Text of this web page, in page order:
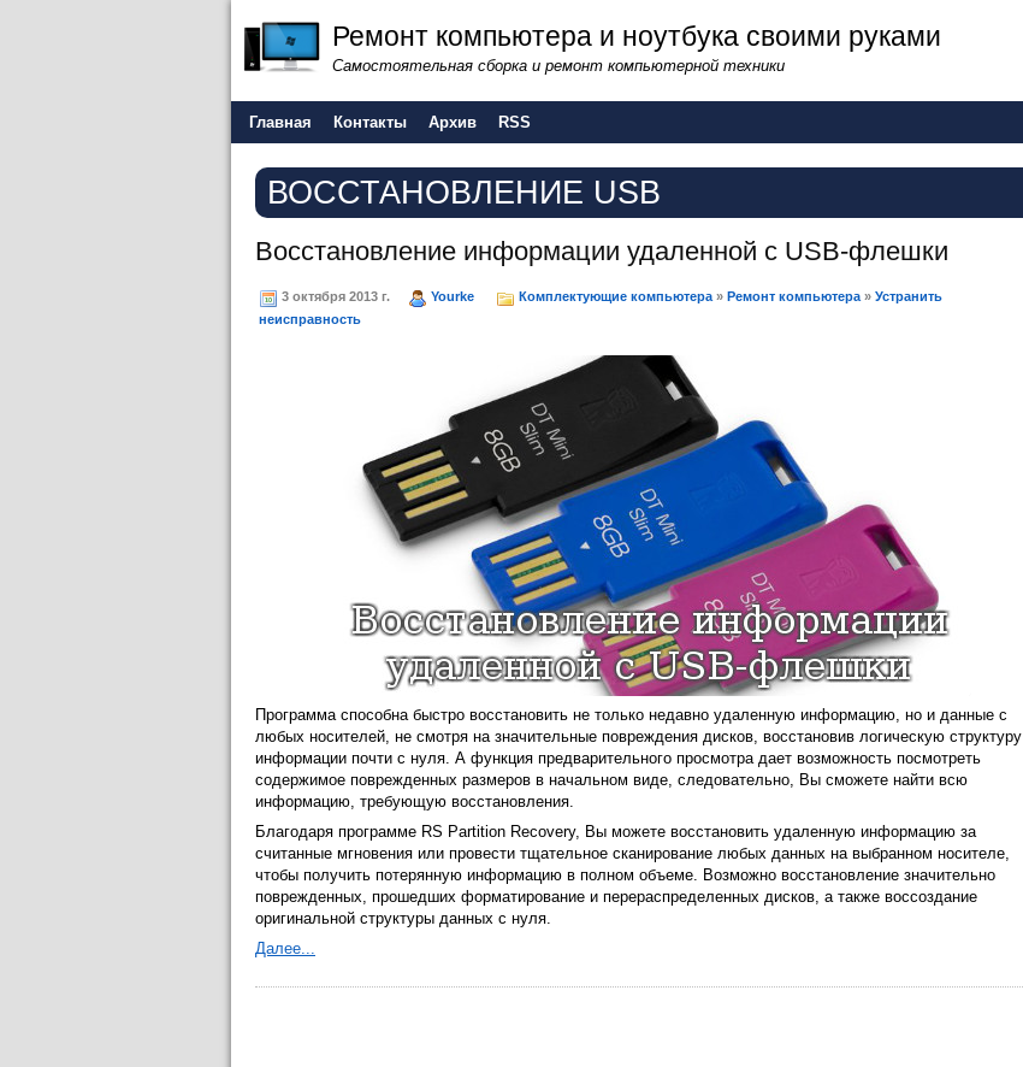
Ремонт компьютера и ноутбука своими руками
Самостоятельная сборка и ремонт компьютерной техники
Главная Контакты Архив RSS
ВОССТАНОВЛЕНИЕ USB
Восстановление информации удаленной с USB-флешки
3 октября 2013 г. Yourke Комплектующие компьютера » Ремонт компьютера » Устранить
неисправность
Программа способна быстро восстановить не только недавно удаленную информацию, но и данные с
любых носителей, не смотря на значительные повреждения дисков, восстановив логическую структуру
информации почти с нуля. А функция предварительного просмотра дает возможность посмотреть
содержимое поврежденных размеров в начальном виде, следовательно, Вы сможете найти всю
информацию, требующую восстановления.
Благодаря программе RS Partition Recovery, Вы можете восстановить удаленную информацию за
считанные мгновения или провести тщательное сканирование любых данных на выбранном носителе,
чтобы получить потерянную информацию в полном объеме. Возможно восстановление значительно
поврежденных, прошедших форматирование и перераспределенных дисков, а также воссоздание
оригинальной структуры данных с нуля.
Далее...